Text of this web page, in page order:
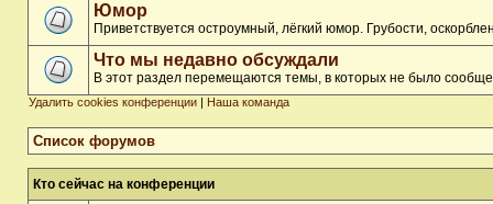
Юмор
Приветствуется остроумный, лёгкий юмор. Грубости,
Что мы недавно обсуждали
В этот раздел перемещаются темы, в которых не было
Удалить cookies конференции | Наша команда
Список форумов
Кто сейчас на конференции